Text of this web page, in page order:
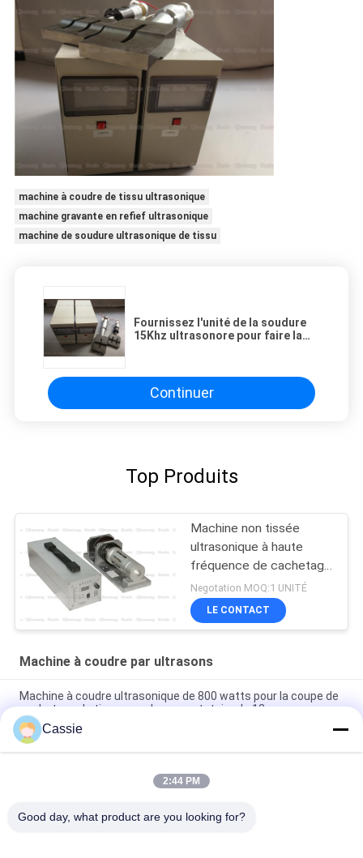
machine à coudre de tissu ultrasonique
machine gravante en refief ultrasonique
machine de soudure ultrasonique de tissu
Fournissez l'unité de la soudure
15Khz ultrasonore pour faire la
Continuer
Top Produits
Machine non tissée
ultrasonique à haute
fréquence de cachetage
de sac
Negotation MOQ:1 UNITÉ
LE CONTACT
Machine à coudre par ultrasons
Machine à coudre ultrasonique de 800 watts pour la coupe de
cachetage de tissu avec la roue rotatoire de 12mm
Système à haute fréquence de soudure ultrasonore de 20Khz
2500w sans couture
Sonotroda ultrasonique à grande vitesse avec le générateur
Cassie
2:44 PM
Good day, what product are you looking for?